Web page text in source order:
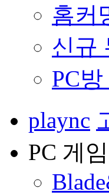
홈커
신규
PC
plaync
PC 게임